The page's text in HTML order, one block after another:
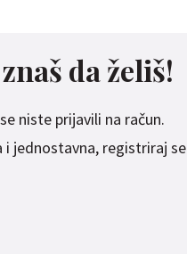
da želiš!
niste prijavili na račun.
i jednostavna, registriraj se